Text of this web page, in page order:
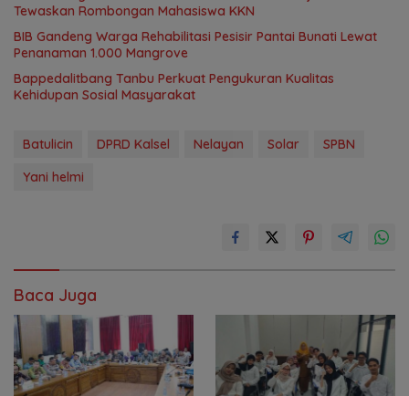
Tewaskan Rombongan Mahasiswa KKN
BIB Gandeng Warga Rehabilitasi Pesisir Pantai Bunati Lewat
Penanaman 1.000 Mangrove
Bappedalitbang Tanbu Perkuat Pengukuran Kualitas
Kehidupan Sosial Masyarakat
Batulicin DPRD Kalsel Nelayan Solar
SPBN
Yani helmi
Baca Juga